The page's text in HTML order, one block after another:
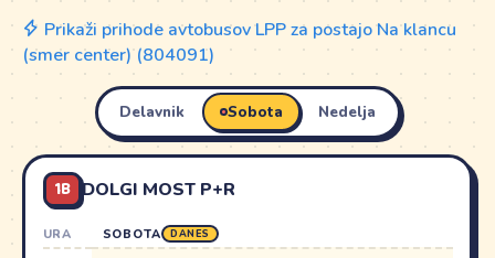
Prikaži prihode avtobusov LPP za postajo Na klancu
(smer center) (804091)
Delavnik Sobota Nedelja
1B DOLGI MOST P+R
URA SOBOTA DANES